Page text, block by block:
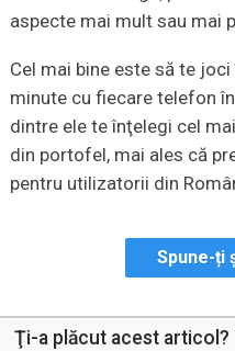
aspecte mai mult sau mai
Cel mai bine este să te
minute cu fiecare telefon
dintre ele te înţelegi cel
din portofel, mai ales că
pentru utilizatorii din
Spune-ți
Ţi-a plăcut acest